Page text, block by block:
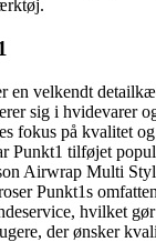
en velkendt
sig i hvidevarer
fokus på kvalitet
Punkt1 tilføjet
Airwrap Multi
Punkt1s
hvilket
der ønsker